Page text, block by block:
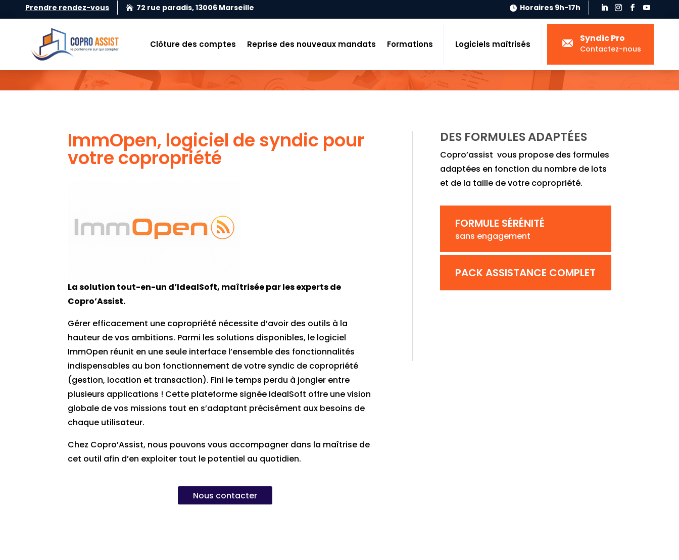
Prendre rendez-vous  72 rue paradis, 13006 Marseille  Horaires 9h-17h
Clôture des comptes Reprise des nouveaux mandats Formations Logiciels maîtrisés
Syndic Pro
Contactez-nous
ImmOpen, logiciel de syndic pour
votre copropriété
La solution tout-en-un d’IdealSoft, maîtrisée par les experts de
Copro’Assist.
Gérer efficacement une copropriété nécessite d’avoir des outils à la
hauteur de vos ambitions. Parmi les solutions disponibles, le logiciel
ImmOpen réunit en une seule interface l’ensemble des fonctionnalités
indispensables au bon fonctionnement de votre syndic de copropriété
(gestion, location et transaction). Fini le temps perdu à jongler entre
plusieurs applications ! Cette plateforme signée IdealSoft offre une vision
globale de vos missions tout en s’adaptant précisément aux besoins de
chaque utilisateur.
Chez Copro’Assist, nous pouvons vous accompagner dans la maîtrise de
cet outil afin d’en exploiter tout le potentiel au quotidien.
Nous contacter
DES FORMULES ADAPTÉES
Copro’assist vous propose des formules
adaptées en fonction du nombre de lots
et de la taille de votre copropriété.
FORMULE SÉRÉNITÉ
sans engagement
PACK ASSISTANCE COMPLET